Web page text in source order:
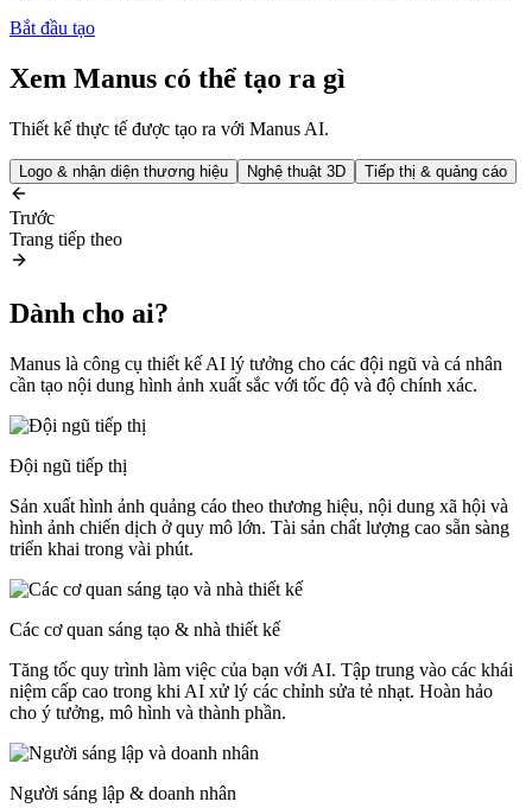
Bắt đầu tạo
Xem Manus có thể tạo ra gì
Thiết kế thực tế được tạo ra với Manus AI.
Logo & nhận diện thương hiệu Nghệ thuật 3D Tiếp thị & quảng cáo
Trước
Trang tiếp theo
Dành cho ai?
Manus là công cụ thiết kế AI lý tưởng cho các đội ngũ và cá nhân
cần tạo nội dung hình ảnh xuất sắc với tốc độ và độ chính xác.
Đội ngũ tiếp thị
Sản xuất hình ảnh quảng cáo theo thương hiệu, nội dung xã hội và
hình ảnh chiến dịch ở quy mô lớn. Tài sản chất lượng cao sẵn sàng
triển khai trong vài phút.
Các cơ quan sáng tạo & nhà thiết kế
Tăng tốc quy trình làm việc của bạn với AI. Tập trung vào các khái
niệm cấp cao trong khi AI xử lý các chỉnh sửa tẻ nhạt. Hoàn hảo
cho ý tưởng, mô hình và thành phần.
Người sáng lập & doanh nhân